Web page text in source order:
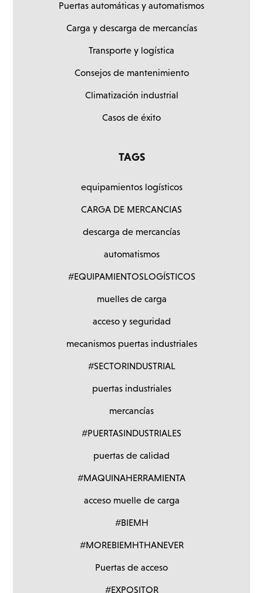
Puertas automáticas y automatismos
Carga y descarga de mercancías
Transporte y logística
Consejos de mantenimiento
Climatización industrial
Casos de éxito
TAGS
equipamientos logísticos
CARGA DE MERCANCIAS
descarga de mercancías
automatismos
#EQUIPAMIENTOSLOGÍSTICOS
muelles de carga
acceso y seguridad
mecanismos puertas industriales
#SECTORINDUSTRIAL
puertas industriales
mercancías
#PUERTASINDUSTRIALES
puertas de calidad
#MAQUINAHERRAMIENTA
acceso muelle de carga
#BIEMH
#MOREBIEMHTHANEVER
Puertas de acceso
#EXPOSITOR